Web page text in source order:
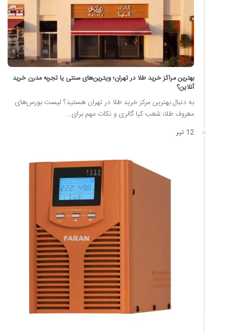
بهترین مراکز خرید طلا در تهران؛ ویترین‌های سنتی یا تجربه مدرن خرید
آنلاین؟
به دنبال بهترین مرکز خرید طلا در تهران هستید؟ لیست بورس‌های
معروف طلا، شعب کیا گالری و نکات مهم برای…
12 تیر